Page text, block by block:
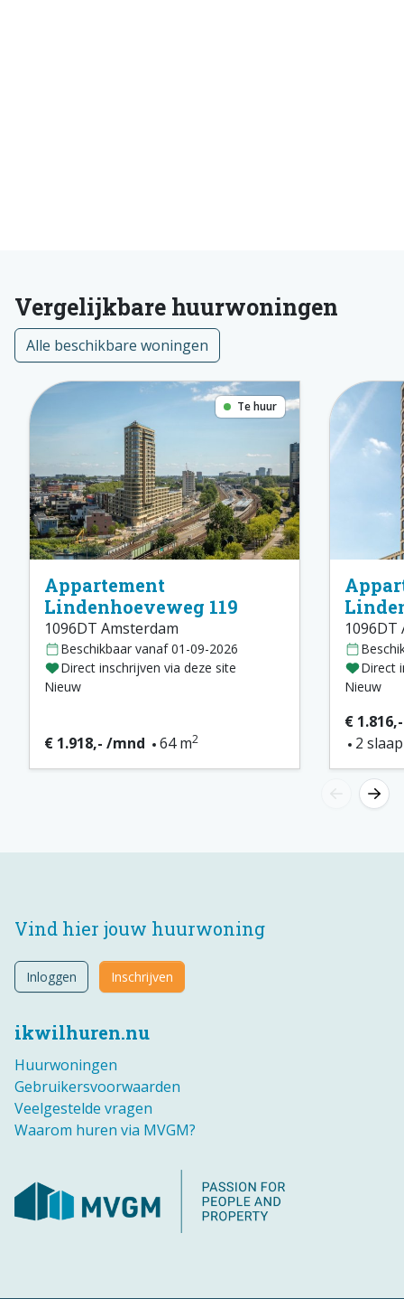
Vergelijkbare huurwoningen
Alle beschikbare woningen
Te huur
Appartement
Lindenhoeveweg 119
1096DT Amsterdam
Beschikbaar vanaf 01-09-2026
Direct inschrijven via deze site
Nieuw
€ 1.918,- /mnd 64 m2
1096DT
Direct
Nieuw
€
2
ikwilhuren.nu
Huurwoningen
Gebruikersvoorwaarden
Veelgestelde vragen
Waarom huren via MVGM?
Vind hier jouw huurwoning
Inloggen Inschrijven